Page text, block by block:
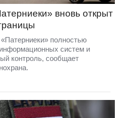
вновь открыт
полностью
систем и
контроль, сообщает